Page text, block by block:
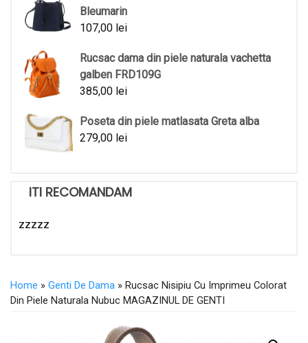
Bleumarin
107,00 lei
Rucsac dama din piele naturala vachetta
galben FRD109G
385,00 lei
Poseta din piele matlasata Greta alba
279,00 lei
ITI RECOMANDAM
zzzzz
Home » Genti De Dama » Rucsac Nisipiu Cu Imprimeu Colorat
Din Piele Naturala Nubuc MAGAZINUL DE GENTI